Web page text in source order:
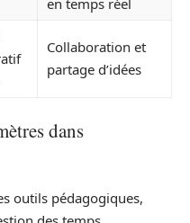
en temps réel
Collaboration et
partage d’idées
dans
outils pédagogiques,